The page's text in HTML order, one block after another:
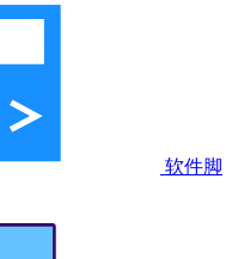
软件脚